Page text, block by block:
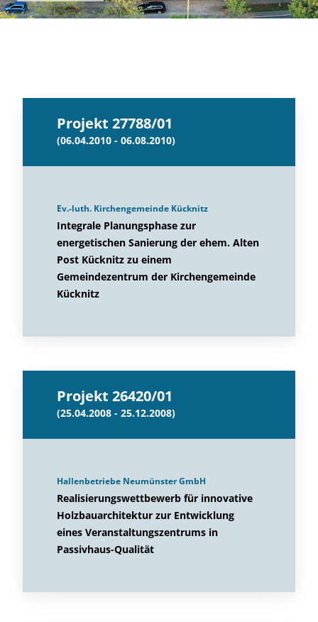
Projekt 27788/01
(06.04.2010 - 06.08.2010)
Ev.-luth. Kirchengemeinde Kücknitz
Integrale Planungsphase zur
energetischen Sanierung der ehem. Alten
Post Kücknitz zu einem
Gemeindezentrum der Kirchengemeinde
Kücknitz
Projekt 26420/01
(25.04.2008 - 25.12.2008)
Hallenbetriebe Neumünster GmbH
Realisierungswettbewerb für innovative
Holzbauarchitektur zur Entwicklung
eines Veranstaltungszentrums in
Passivhaus-Qualität